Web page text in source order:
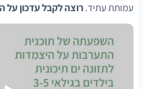
עמותת עתיד.רוצה לקבל עדכון